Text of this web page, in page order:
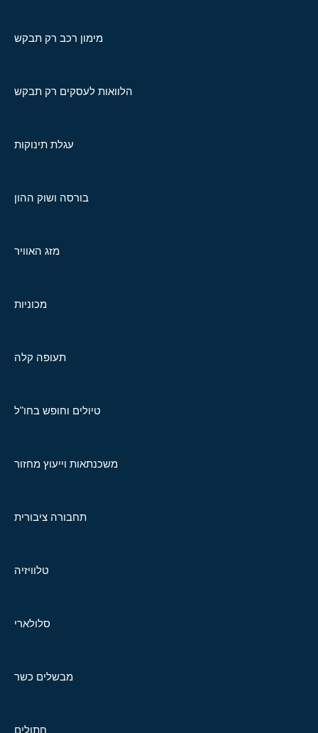
מימון רכב רק תבקש
הלוואות לעסקים רק תבקש
עגלת תינוקות
בורסה ושוק ההון
מזג האוויר
מכוניות
תעופה קלה
טיולים וחופש בחו"ל
משכנתאות וייעוץ מחזור
תחבורה ציבורית
טלוויזיה
סלולארי
מבשלים כשר
חתולים